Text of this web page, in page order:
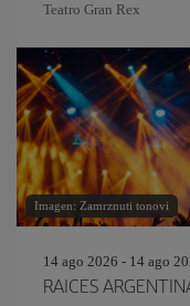
Teatro Gran Rex
Imagen: Zamrznuti tonovi
14 ago 2026 - 14 ago
RAICES